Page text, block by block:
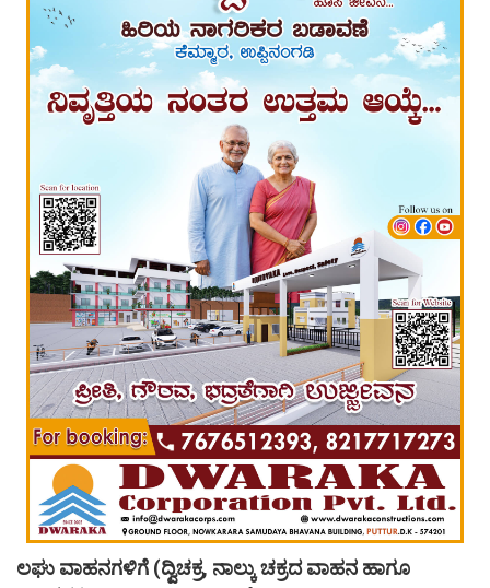
ಲಘು ವಾಹನಗಳಿಗೆ (ದ್ವಿಚಕ್ರ, ನಾಲ್ಕು ಚಕ್ರದ ವಾಹನ ಹಾಗೂ